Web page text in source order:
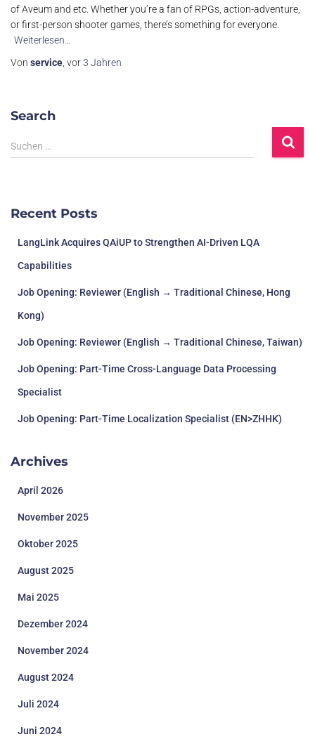
of Aveum and etc. Whether you’re a fan of RPGs, action-adventure,
or first-person shooter games, there’s something for everyone.
Weiterlesen…
Von service , vor3 Jahren
Search
Suchen …
Recent Posts
LangLink Acquires QAiUP to Strengthen AI-Driven LQA
Capabilities
Job Opening: Reviewer (English → Traditional Chinese, Hong
Kong)
Job Opening: Reviewer (English → Traditional Chinese, Taiwan)
Job Opening: Part-Time Cross-Language Data Processing
Specialist
Job Opening: Part-Time Localization Specialist (EN>ZHHK)
Archives
April 2026
November 2025
Oktober 2025
August 2025
Mai 2025
Dezember 2024
November 2024
August 2024
Juli 2024
Juni 2024